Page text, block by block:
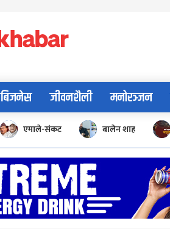
बिजनेस जीवनशैली मनोरञ्जन
एमाले-संकट बालेन शाह